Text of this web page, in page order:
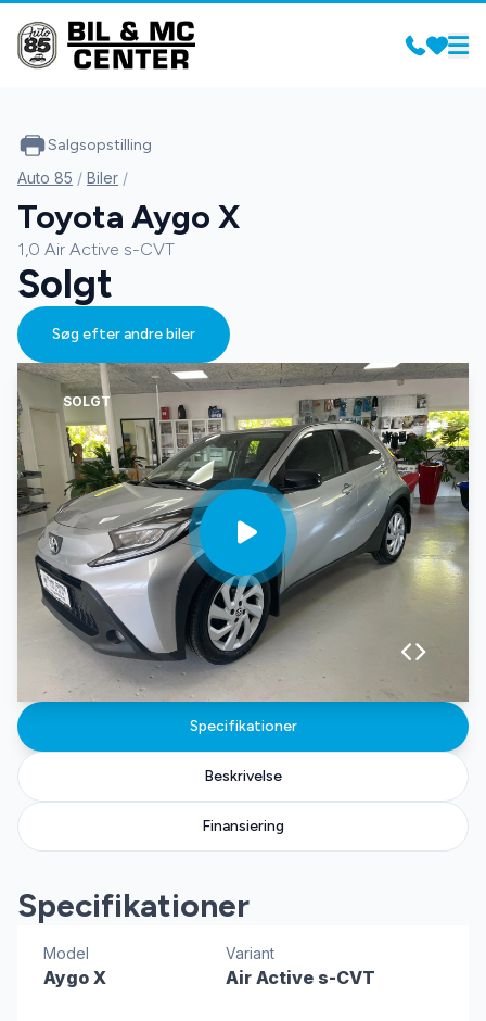
SOLGT
Specifikationer
Beskrivelse
Finansiering
Specifikationer
Model
Aygo X
Variant
Air Active s-CVT
Salgsopstilling
Auto 85 / Biler /
Toyota Aygo X
1,0 Air Active s-CVT
Solgt
Søg efter andre biler